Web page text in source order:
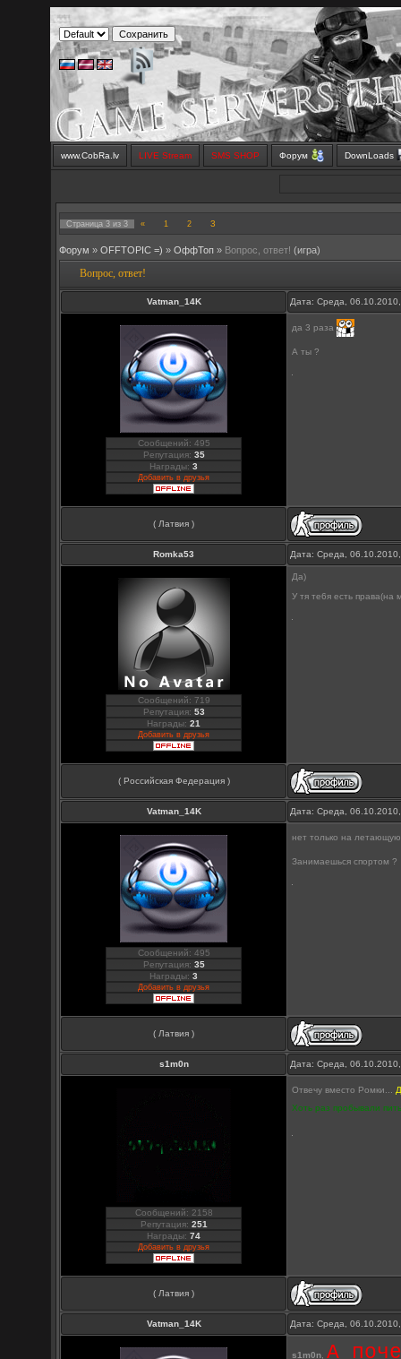
www.CobRa.lv LIVE Stream SMS SHOP Форум DownLoads
Страница3 из3 « 1 2 3
Форум » OFFTOPIC =) » OффТоп » Вопрос, ответ! (игра)
Вопрос, ответ!
Vatman_14K Дата: Среда,
Сообщений: 495
Репутация: 35
Награды:3
Добавить в друзья
да 3 раза
А ты ?
( Латвия )
Romka53 Дата: Среда,
Сообщений: 719
Репутация: 53
Награды:21
Добавить в друзья
Да)
У тя те6я есть права(на
( Российская Федерация )
Vatman_14K Дата: Среда,
Сообщений: 495
Репутация: 35
Награды:3
Добавить в друзья
нет только на
Занимаешься спортом ?
( Латвия )
s1m0n Дата: Среда,
Сообщений: 2158
Репутация: 251
Награды:74
Добавить в друзья
Отвечу вместо Ромки...
Хоть раз пробывали
( Латвия )
Vatman_14K Дата: Среда,
s1m0n,А